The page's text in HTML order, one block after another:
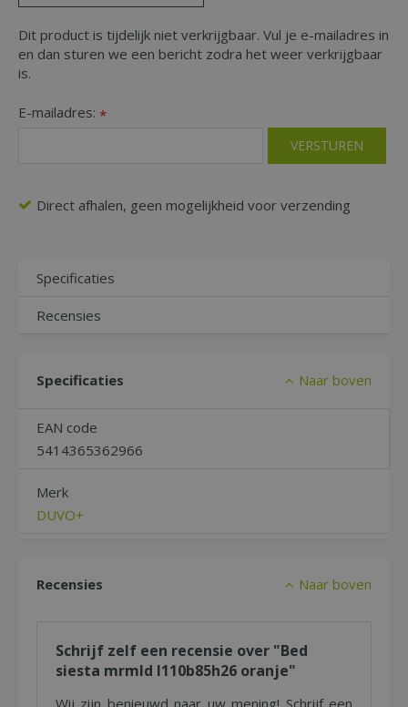
Dit product is tijdelijk niet verkrijgbaar. Vul je e-mailadres in
en dan sturen we een bericht zodra het weer verkrijgbaar
is.
E-mailadres: *
Direct afhalen, geen mogelijkheid voor verzending
Specificaties
Recensies
Specificaties Naar boven
EAN code
5414365362966
Merk
DUVO+
Recensies Naar boven
Schrijf zelf een recensie over "Bed
siesta mrmld l110b85h26 oranje"